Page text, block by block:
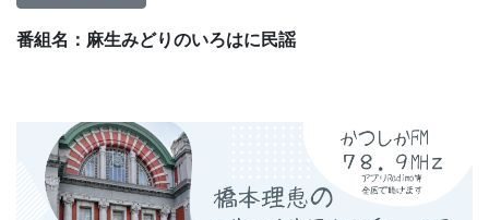
番組名：麻生みどりのいろはに民謡